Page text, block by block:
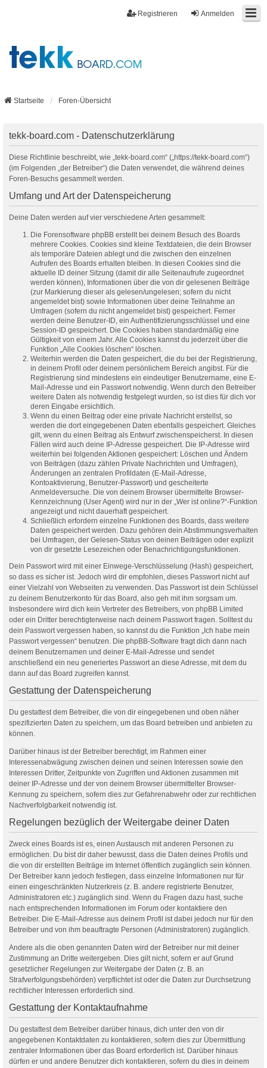
Anmelden
Registrieren
Startseite Foren-Übersicht
tekk-board.com - Datenschutzerklärung
Diese Richtlinie beschreibt, wie „tekk-board.com“ („https://tekk-board.com“)
(im Folgenden „der Betreiber“) die Daten verwendet, die während deines
Foren-Besuchs gesammelt werden.
Umfang und Art der Datenspeicherung
Deine Daten werden auf vier verschiedene Arten gesammelt:
Die Forensoftware phpBB erstellt bei deinem Besuch des Boards
mehrere Cookies. Cookies sind kleine Textdateien, die dein Browser
als temporäre Dateien ablegt und die zwischen den einzelnen
Aufrufen des Boards erhalten bleiben. In diesen Cookies sind die
aktuelle ID deiner Sitzung (damit dir alle Seitenaufrufe zugeordnet
werden können), Informationen über die von dir gelesenen Beiträge
(zur Markierung dieser als gelesen/ungelesen; sofern du nicht
angemeldet bist) sowie Informationen über deine Teilnahme an
Umfragen (sofern du nicht angemeldet bist) gespeichert. Ferner
werden deine Benutzer-ID, ein Authentifizierungsschlüssel und eine
Session-ID gespeichert. Die Cookies haben standardmäßig eine
Gültigkeit von einem Jahr. Alle Cookies kannst du jederzeit über die
Funktion „Alle Cookies löschen“ löschen.
Weiterhin werden die Daten gespeichert, die du bei der Registrierung,
in deinem Profil oder deinem persönlichem Bereich angibst. Für die
Registrierung sind mindestens ein eindeutiger Benutzername, eine E-
Mail-Adresse und ein Passwort notwendig. Wenn durch den Betreiber
weitere Daten als notwendig festgelegt wurden, so ist dies für dich vor
deren Eingabe ersichtlich.
Wenn du einen Beitrag oder eine private Nachricht erstellst, so
werden die dort eingegebenen Daten ebenfalls gespeichert. Gleiches
gilt, wenn du einen Beitrag als Entwurf zwischenspeicherst. In diesen
Fällen wird auch deine IP-Adresse gespeichert. Die IP-Adresse wird
weiterhin bei folgenden Aktionen gespeichert: Löschen und Ändern
von Beiträgen (dazu zählen Private Nachrichten und Umfragen),
Änderungen an zentralen Profildaten (E-Mail-Adresse,
Kontoaktivierung, Benutzer-Passwort) und gescheiterte
Anmeldeversuche. Die von deinem Browser übermittelte Browser-
Kennzeichnung (User Agent) wird nur in der „Wer ist online?“-Funktion
angezeigt und nicht dauerhaft gespeichert.
Schließlich erfordern einzelne Funktionen des Boards, dass weitere
Daten gespeichert werden. Dazu gehören dein Abstimmungsverhalten
bei Umfragen, der Gelesen-Status von deinen Beiträgen oder explizit
von dir gesetzte Lesezeichen oder Benachrichtigungsfunktionen.
Dein Passwort wird mit einer Einwege-Verschlüsselung (Hash) gespeichert,
so dass es sicher ist. Jedoch wird dir empfohlen, dieses Passwort nicht auf
einer Vielzahl von Webseiten zu verwenden. Das Passwort ist dein Schlüssel
zu deinem Benutzerkonto für das Board, also geh mit ihm sorgsam um.
Insbesondere wird dich kein Vertreter des Betreibers, von phpBB Limited
oder ein Dritter berechtigterweise nach deinem Passwort fragen. Solltest du
dein Passwort vergessen haben, so kannst du die Funktion „Ich habe mein
Passwort vergessen“ benutzen. Die phpBB-Software fragt dich dann nach
deinem Benutzernamen und deiner E-Mail-Adresse und sendet
anschließend ein neu generiertes Passwort an diese Adresse, mit dem du
dann auf das Board zugreifen kannst.
Gestattung der Datenspeicherung
Du gestattest dem Betreiber, die von dir eingegebenen und oben näher
spezifizierten Daten zu speichern, um das Board betreiben und anbieten zu
können.
Darüber hinaus ist der Betreiber berechtigt, im Rahmen einer
Interessenabwägung zwischen deinen und seinen Interessen sowie den
Interessen Dritter, Zeitpunkte von Zugriffen und Aktionen zusammen mit
deiner IP-Adresse und der von deinem Browser übermittelter Browser-
Kennung zu speichern, sofern dies zur Gefahrenabwehr oder zur rechtlichen
Nachverfolgbarkeit notwendig ist.
Regelungen bezüglich der Weitergabe deiner Daten
Zweck eines Boards ist es, einen Austausch mit anderen Personen zu
ermöglichen. Du bist dir daher bewusst, dass die Daten deines Profils und
die von dir erstellten Beiträge im Internet öffentlich zugänglich sein können.
Der Betreiber kann jedoch festlegen, dass einzelne Informationen nur für
einen eingeschränkten Nutzerkreis (z. B. andere registrierte Benutzer,
Administratoren etc.) zugänglich sind. Wenn du Fragen dazu hast, suche
nach entsprechenden Informationen im Forum oder kontaktiere den
Betreiber. Die E-Mail-Adresse aus deinem Profil ist dabei jedoch nur für den
Betreiber und von ihm beauftragte Personen (Administratoren) zugänglich.
Andere als die oben genannten Daten wird der Betreiber nur mit deiner
Zustimmung an Dritte weitergeben. Dies gilt nicht, sofern er auf Grund
gesetzlicher Regelungen zur Weitergabe der Daten (z. B. an
Strafverfolgungsbehörden) verpflichtet ist oder die Daten zur Durchsetzung
rechtlicher Interessen erforderlich sind.
Gestattung der Kontaktaufnahme
Du gestattest dem Betreiber darüber hinaus, dich unter den von dir
angegebenen Kontaktdaten zu kontaktieren, sofern dies zur Übermittlung
zentraler Informationen über das Board erforderlich ist. Darüber hinaus
dürfen er und andere Benutzer dich kontaktieren, sofern du dies in deinem